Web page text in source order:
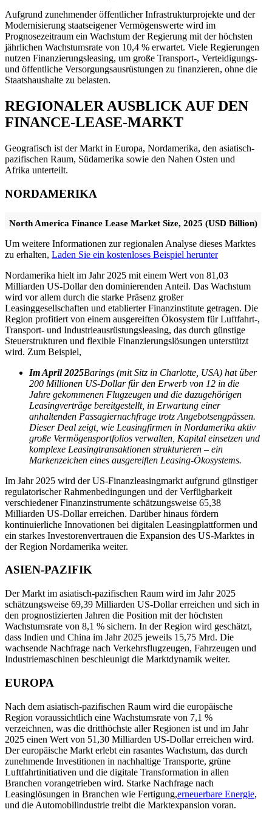
Aufgrund zunehmender öffentlicher Infrastrukturprojekte und der
Modernisierung staatseigener Vermögenswerte wird im
Prognosezeitraum ein Wachstum der Regierung mit der höchsten
jährlichen Wachstumsrate von 10,4 % erwartet. Viele Regierungen
nutzen Finanzierungsleasing, um große Transport-, Verteidigungs-
und öffentliche Versorgungsausrüstungen zu finanzieren, ohne die
Staatshaushalte zu belasten.
REGIONALER AUSBLICK AUF DEN
FINANCE-LEASE-MARKT
Geografisch ist der Markt in Europa, Nordamerika, den asiatisch-
pazifischen Raum, Südamerika sowie den Nahen Osten und
Afrika unterteilt.
NORDAMERIKA
North America Finance Lease Market Size, 2025 (USD Billion)
Um weitere Informationen zur regionalen Analyse dieses Marktes
zu erhalten, Laden Sie ein kostenloses Beispiel herunter
Nordamerika hielt im Jahr 2025 mit einem Wert von 81,03
Milliarden US-Dollar den dominierenden Anteil. Das Wachstum
wird vor allem durch die starke Präsenz großer
Leasinggesellschaften und etablierter Finanzinstitute getragen. Die
Region profitiert von einem ausgereiften Ökosystem für Luftfahrt-,
Transport- und Industrieausrüstungsleasing, das durch günstige
Steuerstrukturen und flexible Finanzierungslösungen unterstützt
wird. Zum Beispiel,
Im April 2025Barings (mit Sitz in Charlotte, USA) hat über
200 Millionen US-Dollar für den Erwerb von 12 in die
Jahre gekommenen Flugzeugen und die dazugehörigen
Leasingverträge bereitgestellt, in Erwartung einer
anhaltenden Passagiernachfrage trotz Angebotsengpässen.
Dieser Deal zeigt, wie Leasingfirmen in Nordamerika aktiv
große Vermögensportfolios verwalten, Kapital einsetzen und
komplexe Leasingtransaktionen strukturieren – ein
Markenzeichen eines ausgereiften Leasing-Ökosystems.
Im Jahr 2025 wird der US-Finanzleasingmarkt aufgrund günstiger
regulatorischer Rahmenbedingungen und der Verfügbarkeit
verschiedener Finanzinstrumente schätzungsweise 65,38
Milliarden US-Dollar erreichen. Darüber hinaus fördern
kontinuierliche Innovationen bei digitalen Leasingplattformen und
ein starkes Investorenvertrauen die Expansion des US-Marktes in
der Region Nordamerika weiter.
ASIEN-PAZIFIK
Der Markt im asiatisch-pazifischen Raum wird im Jahr 2025
schätzungsweise 69,39 Milliarden US-Dollar erreichen und sich in
den prognostizierten Jahren die Position mit der höchsten
Wachstumsrate von 8,1 % sichern. In der Region wird geschätzt,
dass Indien und China im Jahr 2025 jeweils 15,75 Mrd. Die
wachsende Nachfrage nach Verkehrsflugzeugen, Fahrzeugen und
Industriemaschinen beschleunigt die Marktdynamik weiter.
EUROPA
Nach dem asiatisch-pazifischen Raum wird die europäische
Region voraussichtlich eine Wachstumsrate von 7,1 %
verzeichnen, was die dritthöchste aller Regionen ist und im Jahr
2025 einen Wert von 51,30 Milliarden US-Dollar erreichen wird.
Der europäische Markt erlebt ein rasantes Wachstum, das durch
zunehmende Investitionen in nachhaltige Transporte, grüne
Luftfahrtinitiativen und die digitale Transformation in allen
Branchen vorangetrieben wird. Starke Nachfrage nach
Leasinglösungen in Branchen wie Fertigung,erneuerbare Energie,
und die Automobilindustrie treibt die Marktexpansion voran.